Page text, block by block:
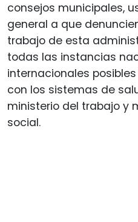
consejos municipales,
general a que
trabajo de esta
todas las instancias
internacionales
con los sistemas de
ministerio del trabajo y
social.